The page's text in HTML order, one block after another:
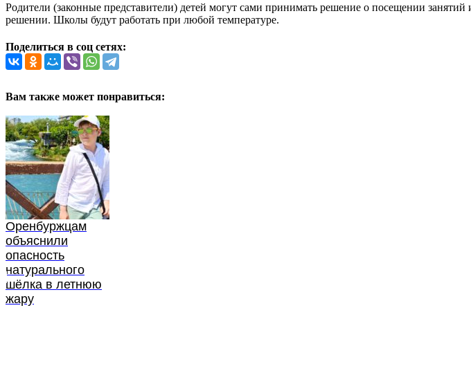
Родители (законные представители) детей могут сами принимать решение о посещении
решении. Школы будут работать при любой температуре.
Поделиться в соц сетях:
Вам также может понравиться:
Оренбуржцам
объяснили
опасность
натурального
шёлка в летнюю
жару